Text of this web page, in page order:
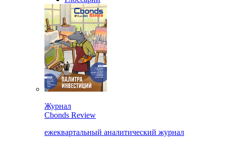
Журнал
Cbonds Review
ежеквартальный аналитический журнал